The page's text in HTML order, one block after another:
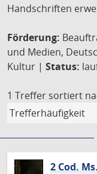
Handschriften
Förderung:
und Medien,
Kultur | Status:
1 Treffer sortiert
2 Cod.